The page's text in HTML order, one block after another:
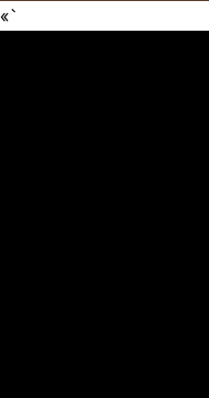
«`